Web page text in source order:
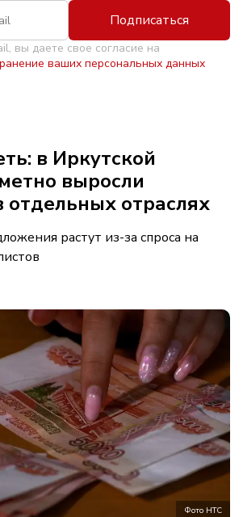
Подписаться
вы даете свое согласие на
ваших персональных данных
в Иркутской
выросли
отдельных отраслях
растут из-за спроса на
Фото НТС